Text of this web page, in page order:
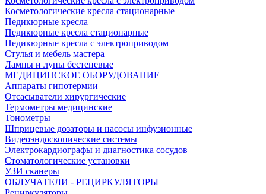
Косметологические кресла стационарные
Педикюрные кресла
Педикюрные кресла стационарные
Педикюрные кресла с электроприводом
Стулья и мебель мастера
Лампы и лупы бестеневые
МЕДИЦИНСКОЕ ОБОРУДОВАНИЕ
Аппараты гипотермии
Отсасыватели хирургические
Термометры медицинские
Тонометры
Шприцевые дозаторы и насосы инфузионные
Видеоэндоскопические системы
Электрокардиографы и диагностика сосудов
Стоматологические установки
УЗИ сканеры
ОБЛУЧАТЕЛИ - РЕЦИРКУЛЯТОРЫ